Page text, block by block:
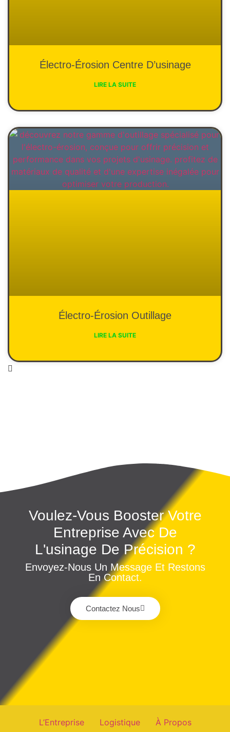
Électro-Érosion Centre D’usinage
LIRE LA SUITE
Électro-Érosion Outillage
LIRE LA SUITE
Voulez-Vous Booster Votre
Entreprise Avec De
L'usinage De Précision ?
Envoyez-Nous Un Message Et Restons
En Contact.
Contactez Nous
L’Entreprise Logistique À Propos